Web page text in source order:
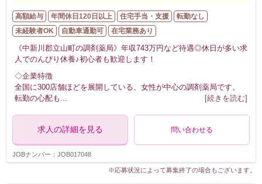
高額給与 年間休日120日以上 住宅手当・支援
転勤なし
未経験者OK
自動車通勤可 在宅業務あり
《中新川郡立山町の調剤薬局》年収743万円など待遇◎休日が多い求
人でのんびり休養♪初心者も歓迎します！
◇企業特徴
全国に300店舗ほどを展開している、女性が中心の調剤薬局です。
転勤の心配も
[続きを読む]
求人の詳細を見る 問い合わせる
JOBナンバー：JOB017048
※応募状況によって募集終了の場合もございます。